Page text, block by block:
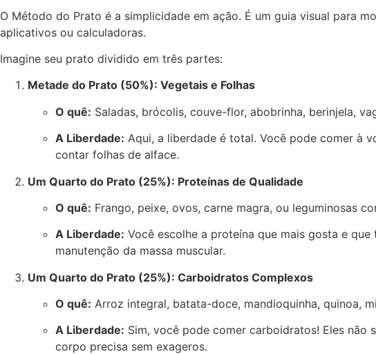
O Método do Prato é a simplicidade em ação. É um guia visual para
aplicativos ou calculadoras.
Imagine seu prato dividido em três partes:
Metade do Prato (50%): Vegetais e Folhas
O quê: Saladas, brócolis, couve-flor, abobrinha, berinjela,
A Liberdade: Aqui, a liberdade é total. Você pode comer à
contar folhas de alface.
Um Quarto do Prato (25%): Proteínas de Qualidade
O quê: Frango, peixe, ovos, carne magra, ou leguminosas
A Liberdade: Você escolhe a proteína que mais gosta e
manutenção da massa muscular.
Um Quarto do Prato (25%): Carboidratos Complexos
O quê: Arroz integral, batata-doce, mandioquinha, quinoa,
A Liberdade: Sim, você pode comer carboidratos! Eles não
corpo precisa sem exageros.